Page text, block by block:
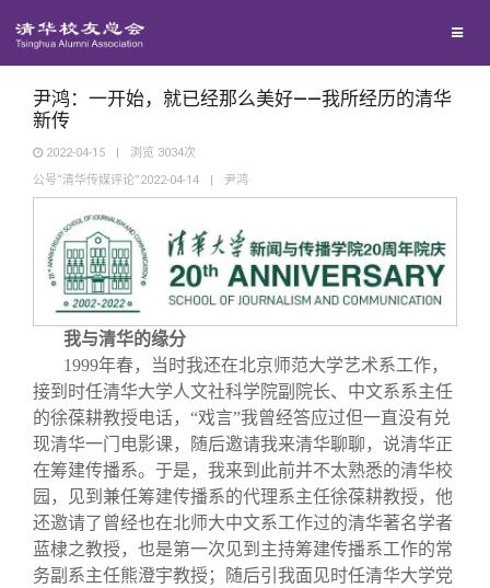
西南联大校友会
义工计划
新媒体平台
青春风采
校友文苑
校友讲坛
校友视界
校友服务
终身学习
信息化服务
三创大赛
校友总会
总会简介
会长致辞
关闭
尹鸿：一开始，就已经那么美好——我所经历的清华
新传
2022-04-15 | 浏览 3034次
公号“清华传媒评论”2022-04-14
| 尹鸿
我与清华的缘分
1999年春，当时我还在北京师范大学艺术系工作，
接到时任清华大学人文社科学院副院长、中文系系主任
的徐葆耕教授电话，“戏言”我曾经答应过但一直没有兑
现清华一门电影课，随后邀请我来清华聊聊，说清华正
在筹建传播系。于是，我来到此前并不太熟悉的清华校
园，见到兼任筹建传播系的代理系主任徐葆耕教授，他
还邀请了曾经也在北师大中文系工作过的清华著名学者
蓝棣之教授，也是第一次见到主持筹建传播系工作的常
务副系主任熊澄宇教授；随后引我面见时任清华大学党